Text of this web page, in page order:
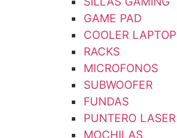
GAME PAD
COOLER LAPTOP
RACKS
MICROFONOS
SUBWOOFER
FUNDAS
PUNTERO LASER
MOCHILAS